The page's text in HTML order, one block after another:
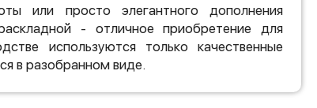
или просто элегантного дополнения
- отличное приобретение для
используются только качественные
в разобранном виде.